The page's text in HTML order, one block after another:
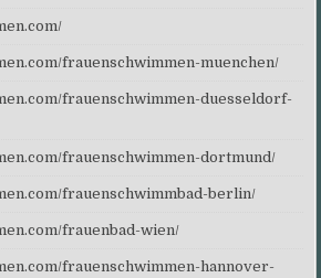
frauenschwimmen-muenchen/
frauenschwimmen-duesseldorf-
frauenschwimmen-dortmund/
frauenschwimmbad-berlin/
frauenbad-wien/
frauenschwimmen-hannover-